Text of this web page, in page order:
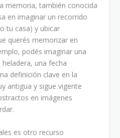
memoria, también conocida
en imaginar un recorrido
tu casa) y ubicar
querés memorizar en
podés imaginar una
una fecha
definición clave en la
antigua y sigue vigente
en imágenes
es otro recurso